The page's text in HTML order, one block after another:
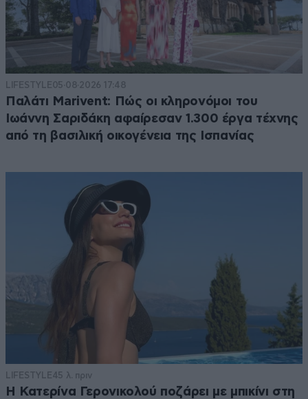
LIFESTYLE05·08·2026 17:48
Παλάτι Marivent: Πώς οι κληρονόμοι του
Ιωάννη Σαριδάκη αφαίρεσαν 1.300 έργα τέχνης
από τη βασιλική οικογένεια της Ισπανίας
LIFESTYLE45 λ. πριν
Η Κατερίνα Γερονικολού ποζάρει με μπικίνι στη